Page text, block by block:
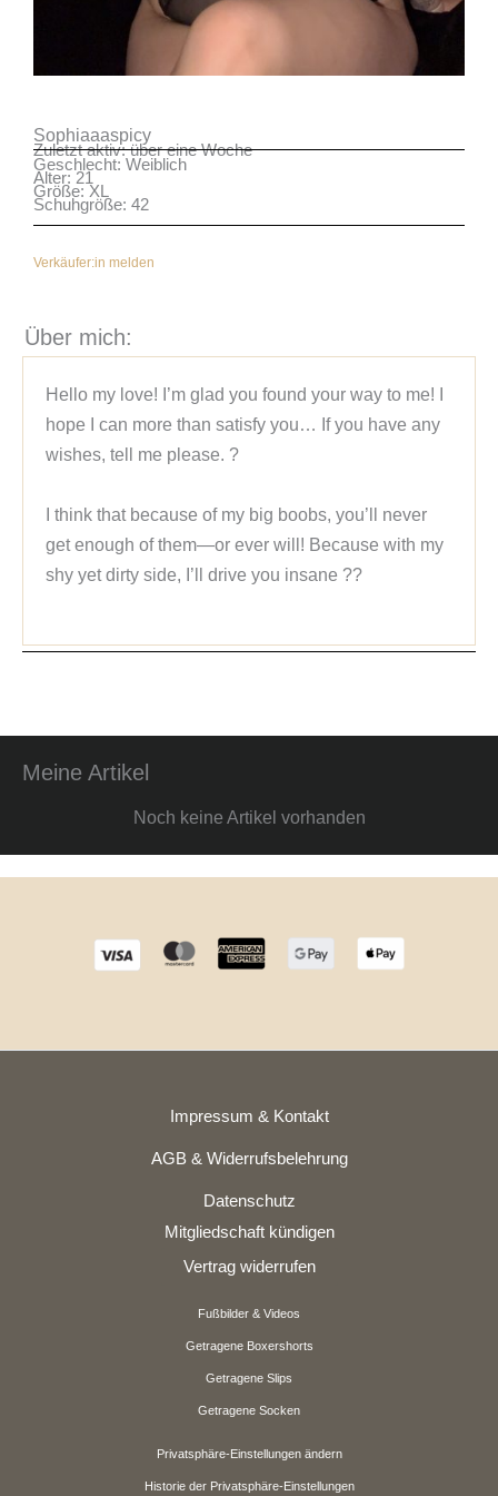
Sophiaaaspicy
Zuletzt aktiv: über eine Woche
Geschlecht: Weiblich
Alter: 21
Größe: XL
Schuhgröße: 42
Verkäufer:in melden
Über mich:
Hello my love! I’m glad you found your way to me! I
hope I can more than satisfy you… If you have any
wishes, tell me please. ?
I think that because of my big boobs, you’ll never
get enough of them—or ever will! Because with my
shy yet dirty side, I’ll drive you insane ??
Meine Artikel
Noch keine Artikel vorhanden
Impressum & Kontakt
AGB & Widerrufsbelehrung
Datenschutz
Mitgliedschaft kündigen
Vertrag widerrufen
Fußbilder & Videos
Getragene Boxershorts
Getragene Slips
Getragene Socken
Privatsphäre-Einstellungen ändern
Historie der Privatsphäre-Einstellungen